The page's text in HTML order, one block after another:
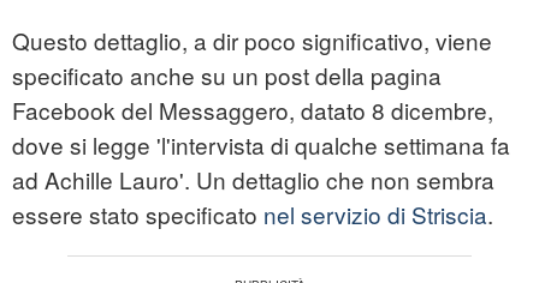
Questo dettaglio, a dir poco significativo, viene
specificato anche su un post della pagina
Facebook del Messaggero, datato 8 dicembre,
dove si legge 'l'intervista di qualche settimana fa
ad Achille Lauro'. Un dettaglio che non sembra
essere stato specificato nel servizio di Striscia.